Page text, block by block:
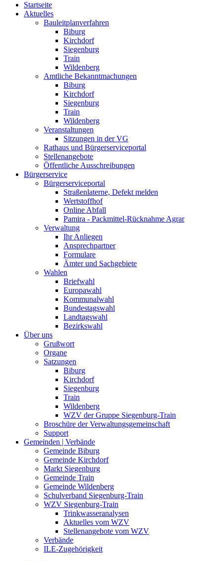
Startseite
Aktuelles
Bauleitplanverfahren
Biburg
Kirchdorf
Siegenburg
Train
Wildenberg
Amtliche Bekanntmachungen
Biburg
Kirchdorf
Siegenburg
Train
Wildenberg
Veranstaltungen
Sitzungen in der VG
Rathaus und Bürgerserviceportal
Stellenangebote
Öffentliche Ausschreibungen
Bürgerservice
Bürgerserviceportal
Straßenlaterne, Defekt melden
Wertstoffhof
Online Abfall
Pamira - Packmittel-Rücknahme Agrar
Verwaltung
Ihr Anliegen
Ansprechpartner
Formulare
Ämter und Sachgebiete
Wahlen
Briefwahl
Europawahl
Kommunalwahl
Bundestagswahl
Landtagswahl
Bezirkswahl
Über uns
Grußwort
Organe
Satzungen
Biburg
Kirchdorf
Siegenburg
Train
Wildenberg
WZV der Gruppe Siegenburg-Train
Broschüre der Verwaltungsgemeinschaft
Support
Gemeinden | Verbände
Gemeinde Biburg
Gemeinde Kirchdorf
Markt Siegenburg
Gemeinde Train
Gemeinde Wildenberg
Schulverband Siegenburg-Train
WZV Siegenburg-Train
Trinkwasseranalysen
Aktuelles vom WZV
Stellenangebote vom WZV
Verbände
ILE-Zugehörigkeit